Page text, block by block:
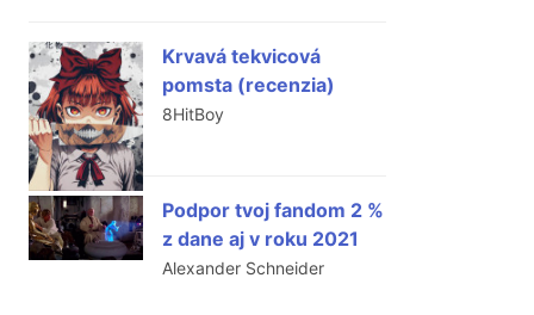
Krvavá tekvicová
pomsta (recenzia)
8HitBoy
Podpor tvoj fandom 2 %
z dane aj v roku 2021
Alexander Schneider